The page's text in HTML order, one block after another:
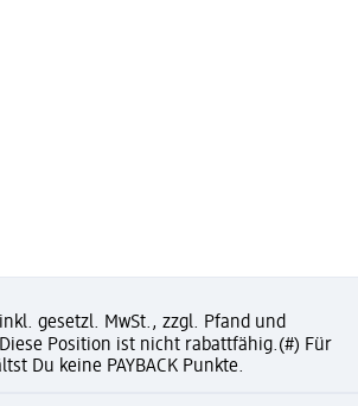
gesetzl. MwSt., zzgl. Pfand und
Position ist nicht rabattfähig.(#) Für
Du keine PAYBACK Punkte.